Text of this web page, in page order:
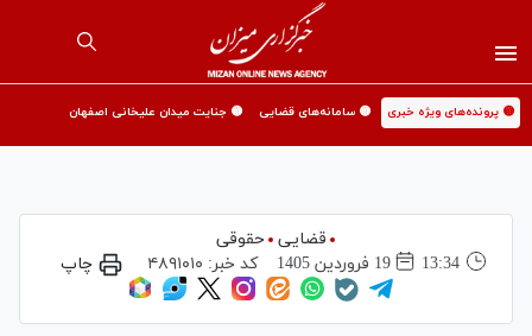
🟡 پرونده‌های ویژه خبری 🟡 سامانه‌های قضایی 🟡 جنایت میدان علیخانی اصفهان
قضایی حقوقی
13:34
19 فروردين 1405 کد خبر: ۴۸۹۱۰۱۰ چاپ